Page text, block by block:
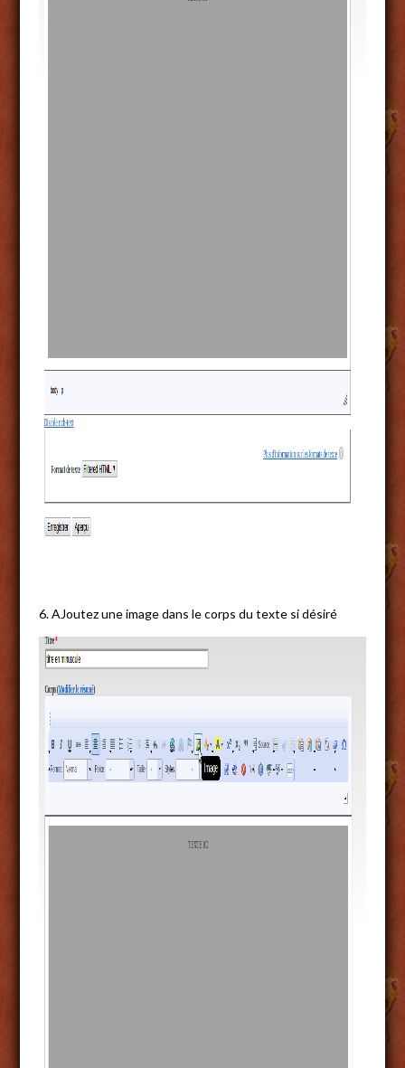
6. AJoutez une image dans le corps du texte si désiré